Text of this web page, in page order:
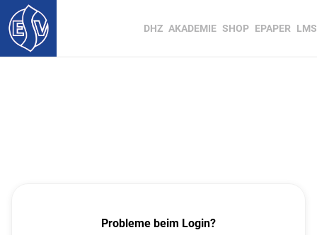
DHZ AKADEMIE SHOP EPAPER LMS
Probleme beim Login?